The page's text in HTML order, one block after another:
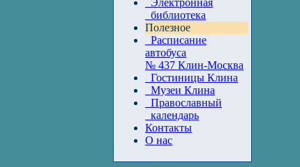
Электронная
библиотека
Полезное
Расписание
автобуса
№ 437 Клин-Москва
Гостиницы Клина
Музеи Клина
Православный
календарь
Контакты
О нас